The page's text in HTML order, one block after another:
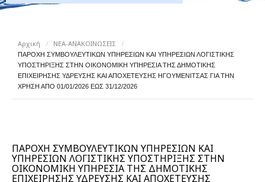
Αρχική / ΝΕΑ-ΑΝΑΚΟΙΝΩΣΕΙΣ
/
ΠΑΡΟΧΗ ΣΥΜΒΟΥΛΕΥΤΙΚΩΝ ΥΠΗΡΕΣΙΩΝ ΚΑΙ ΥΠΗΡΕΣΙΩΝ ΛΟΓΙΣΤΙΚΗΣ
ΥΠΟΣΤΗΡΙΞΗΣ ΣΤΗΝ ΟΙΚΟΝΟΜΙΚΗ ΥΠΗΡΕΣΙΑ ΤΗΣ ΔΗΜΟΤΙΚΗΣ
ΕΠΙΧΕΙΡΗΣΗΣ ΥΔΡΕΥΣΗΣ ΚΑΙ ΑΠΟΧΕΤΕΥΣΗΣ ΗΓΟΥΜΕΝΙΤΣΑΣ ΓΙΑ ΤΗΝ
ΧΡΗΣΗ ΑΠΟ 01/01/2026 ΕΩΣ 31/12/2026
ΠΑΡΟΧΗ ΣΥΜΒΟΥΛΕΥΤΙΚΩΝ ΥΠΗΡΕΣΙΩΝ ΚΑΙ
ΥΠΗΡΕΣΙΩΝ ΛΟΓΙΣΤΙΚΗΣ ΥΠΟΣΤΗΡΙΞΗΣ ΣΤΗΝ
ΟΙΚΟΝΟΜΙΚΗ ΥΠΗΡΕΣΙΑ ΤΗΣ ΔΗΜΟΤΙΚΗΣ
ΕΠΙΧΕΙΡΗΣΗΣ ΥΔΡΕΥΣΗΣ ΚΑΙ ΑΠΟΧΕΤΕΥΣΗΣ